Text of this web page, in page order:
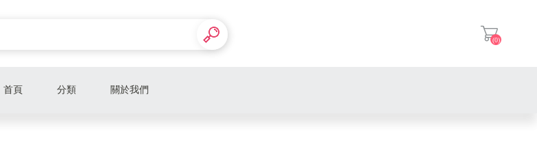
(0)
首頁 分類 關於我們